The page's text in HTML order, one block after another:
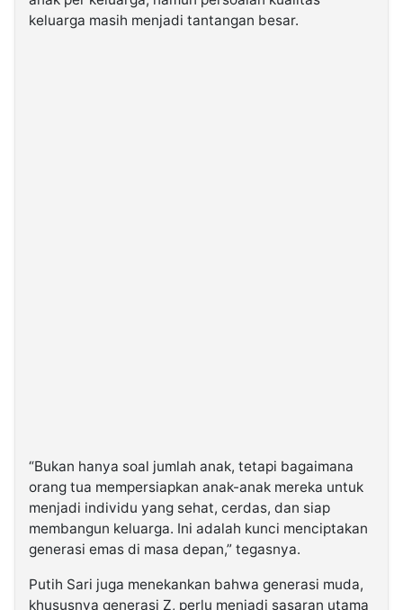
keluarga masih menjadi tantangan besar.
“Bukan hanya soal jumlah anak, tetapi bagaimana
orang tua mempersiapkan anak-anak mereka untuk
menjadi individu yang sehat, cerdas, dan siap
membangun keluarga. Ini adalah kunci menciptakan
generasi emas di masa depan,” tegasnya.
Putih Sari juga menekankan bahwa generasi muda,
khususnya generasi Z, perlu menjadi sasaran utama